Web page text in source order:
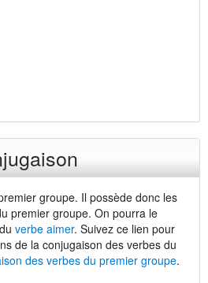
groupe. Il possède donc les
premier groupe. On pourra le
verbe aimer. Suivez ce lien pour
de la conjugaison des verbes du
des verbes du premier groupe.